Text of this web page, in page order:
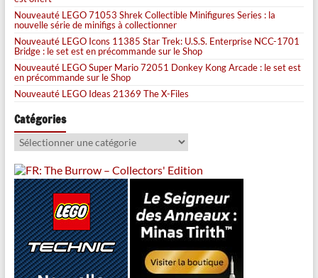
Nouveauté LEGO 71053 Shrek Collectible Minifigures Series : la
nouvelle série de minifigs à collectionner
Nouveauté LEGO Icons 11385 Star Trek: U.S.S. Enterprise NCC-1701
Bridge : le set est en précommande sur le Shop
Nouveauté LEGO Super Mario 72051 Donkey Kong Arcade : le set est
en précommande sur le Shop
Nouveauté LEGO Ideas 21369 The X-Files
Catégories
Catégories